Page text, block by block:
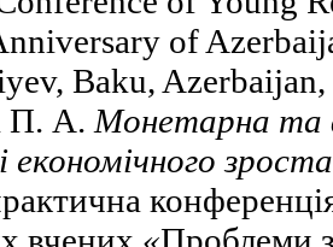
of
Baku,
П. А. Монетарна та
економічного